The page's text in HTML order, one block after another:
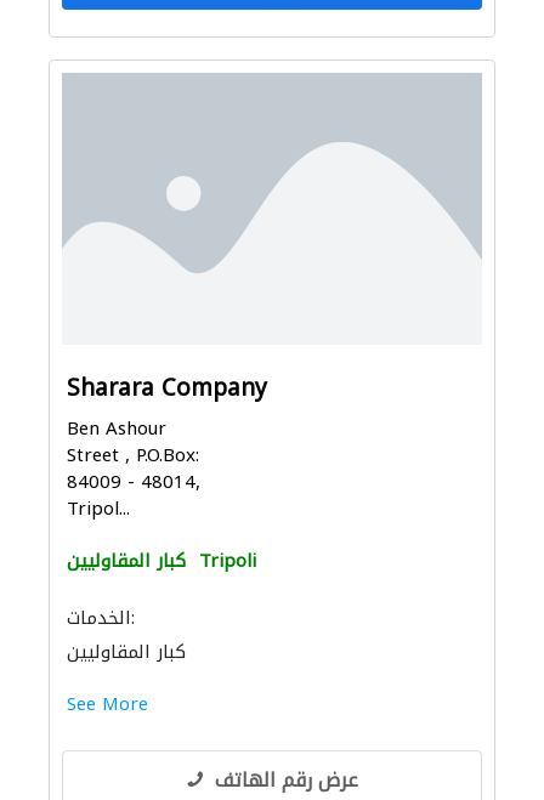
Sharara Company
Ben Ashour
Street , P.O.Box:
84009 - 48014,
Tripol...
كبار المقاوليين Tripoli
الخدمات:
كبار المقاوليين
See More
عرض رقم الهاتف